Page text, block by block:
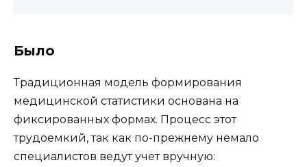
Было
Традиционная модель формирования
медицинской статистики основана на
фиксированных формах. Процесс этот
трудоемкий, так как по-прежнему немало
специалистов ведут учет вручную: